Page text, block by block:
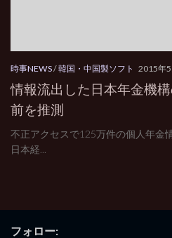
時事NEWS/韓国・中国製ソフト 2015年
情報流出した日本年金機
前を推測
不正アクセスで125万件の個人年
日本経...
フォロー: